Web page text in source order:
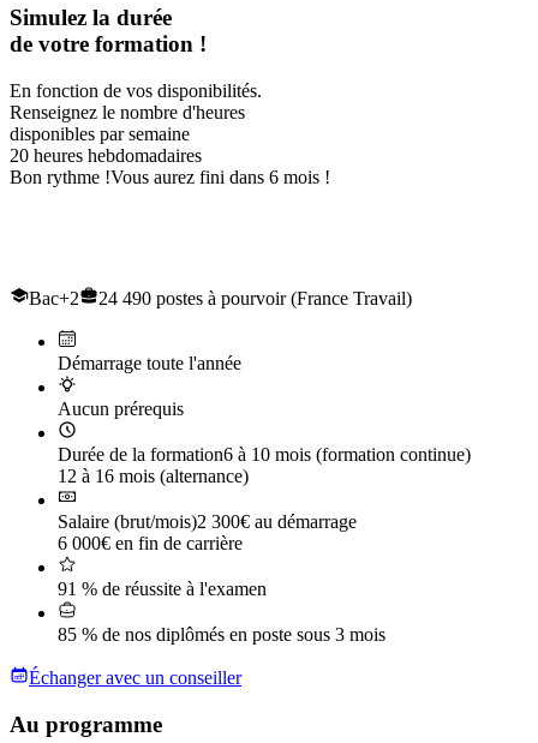
Simulez la durée
de votre formation !
En fonction de vos disponibilités.
Renseignez le nombre d'heures
disponibles par semaine
20 heures hebdomadaires
Bon rythme !Vous aurez fini dans 6 mois !
Bac+2 24 490 postes à pourvoir (France Travail)
Démarrage toute l'année
Aucun prérequis
Durée de la formation6 à 10 mois (formation continue)
12 à 16 mois (alternance)
Salaire (brut/mois)2 300€ au démarrage
6 000€ en fin de carrière
91 % de réussite à l'examen
85 % de nos diplômés en poste sous 3 mois
Échanger avec un conseiller
Au programme